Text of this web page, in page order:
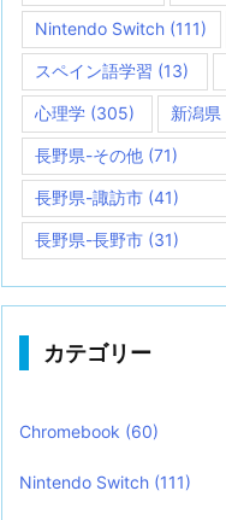
Nintendo Switch (111)
スペイン語学習 (13)
心理学 (305) 新潟県
長野県-その他 (71)
長野県-諏訪市 (41)
長野県-長野市 (31)
カテゴリー
Chromebook (60)
Nintendo Switch (111)